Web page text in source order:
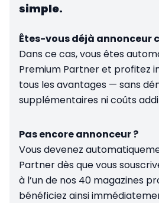
simple.
Êtes-vous déjà annonceur
Dans ce cas, vous êtes
Premium Partner et profitez
tous les avantages — sans
supplémentaires ni coûts
Pas encore annonceur ?
Vous devenez
Partner dès que vous
à l’un de nos 40 magazines
bénéficiez ainsi